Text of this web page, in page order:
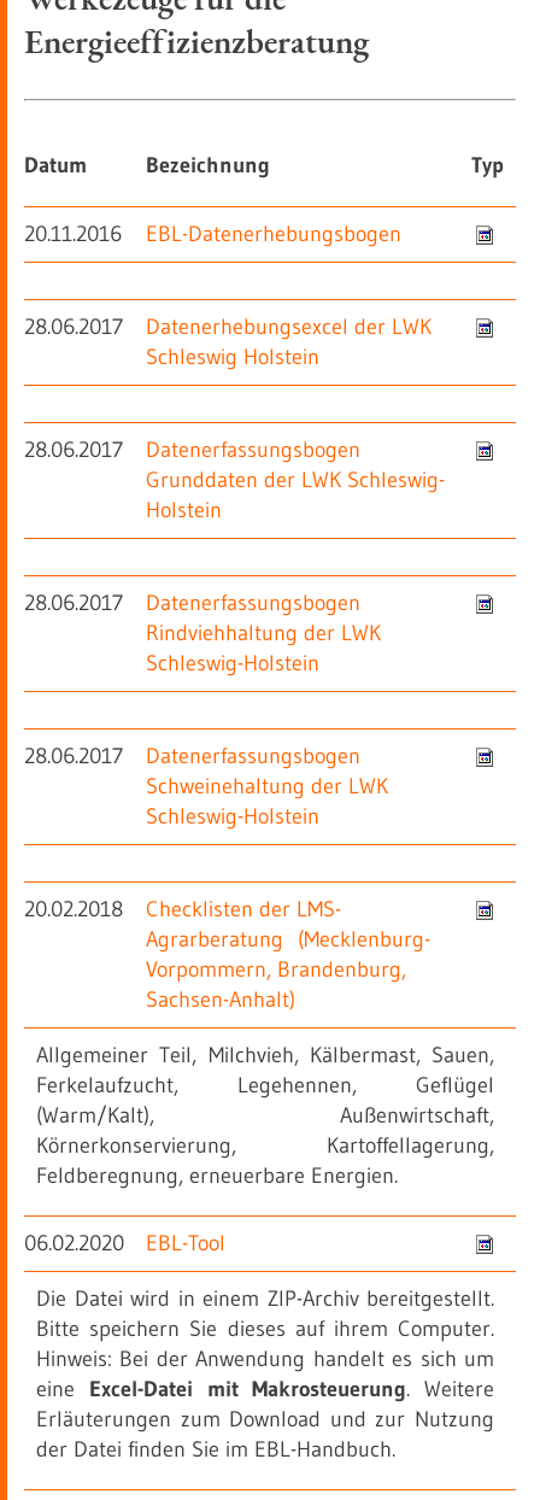
Energieeffizienzberatung
Datum Bezeichnung Typ
20.11.2016 EBL-Datenerhebungsbogen
28.06.2017
Datenerhebungsexcel der LWK
Schleswig Holstein
28.06.2017
Datenerfassungsbogen
Grunddaten der LWK Schleswig-
Holstein
28.06.2017
Datenerfassungsbogen
Rindviehhaltung der LWK
Schleswig-Holstein
28.06.2017
Datenerfassungsbogen
Schweinehaltung der LWK
Schleswig-Holstein
20.02.2018
Checklisten der LMS-
Agrarberatung (Mecklenburg-
Vorpommern, Brandenburg,
Sachsen-Anhalt)
Allgemeiner Teil, Milchvieh, Kälbermast, Sauen,
Ferkelaufzucht, Legehennen, Geflügel
(Warm/Kalt), Außenwirtschaft,
Körnerkonservierung, Kartoffellagerung,
Feldberegnung, erneuerbare Energien.
06.02.2020 EBL-Tool
Die Datei wird in einem ZIP-Archiv bereitgestellt.
Bitte speichern Sie dieses auf ihrem Computer.
Hinweis: Bei der Anwendung handelt es sich um
eine Excel-Datei mit Makrosteuerung. Weitere
Erläuterungen zum Download und zur Nutzung
der Datei finden Sie im EBL-Handbuch.